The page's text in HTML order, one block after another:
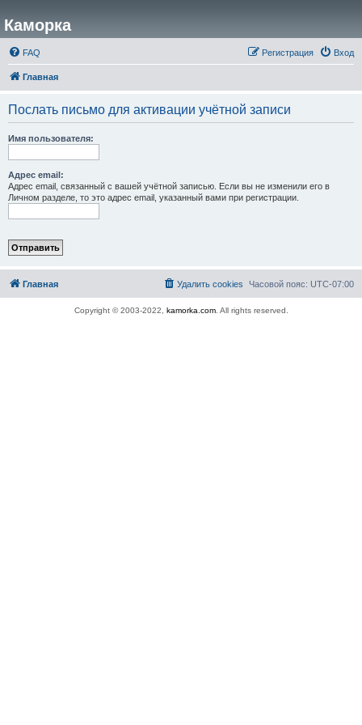
Каморка
FAQ Вход
Регистрация
Главная
Послать письмо для активации учётной записи
Имя пользователя:
Адрес email:
Адрес email, связанный с вашей учётной записью. Если вы не изменили его в
Личном разделе, то это адрес email, указанный вами при регистрации.
Главная Часовой пояс: UTC-07:00
Удалить cookies
Copyright © 2003-2022, kamorka.com. All rights reserved.